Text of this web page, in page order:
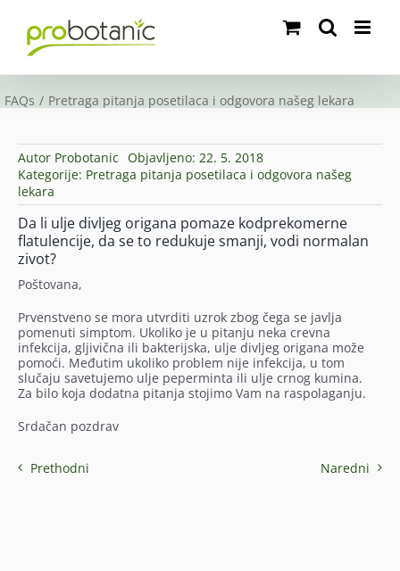
content
FAQs Pretraga pitanja posetilaca i odgovora našeg lekara
Autor Probotanic Objavljeno: 22. 5. 2018
Kategorije: Pretraga pitanja posetilaca i odgovora našeg
lekara
Da li ulje divljeg origana pomaze kodprekomerne
flatulencije, da se to redukuje smanji, vodi normalan
zivot?
Poštovana,
Prvenstveno se mora utvrditi uzrok zbog čega se javlja
pomenuti simptom. Ukoliko je u pitanju neka crevna
infekcija, gljivična ili bakterijska, ulje divljeg origana može
pomoći. Međutim ukoliko problem nije infekcija, u tom
slučaju savetujemo ulje peperminta ili ulje crnog kumina.
Za bilo koja dodatna pitanja stojimo Vam na raspolaganju.
Srdačan pozdrav
Prethodni Naredni